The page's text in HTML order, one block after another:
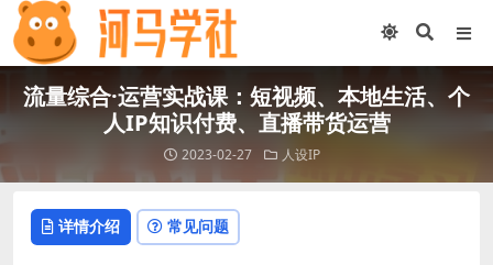
流量综合·运营实战课：短视频、本地生活、个
人IP知识付费、直播带货运营
2023-02-27 人设IP
详情介绍 常见问题